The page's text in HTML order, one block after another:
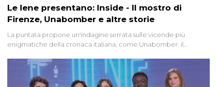
Le Iene presentano: Inside - Il mostro di
Firenze, Unabomber e altre storie
La puntata propone un'indagine serrata sulle vicende più
enigmatiche della cronaca italiana, come Unabomber: il
'90 e il 2000 che, inquietantemente, potrebbe essere ancora in
libertà. Lo speciale affronta inoltre le zone d'ombra sul Mostro di
Firenze, le cui responsabilità appaiono ancora oggi avvolte in un